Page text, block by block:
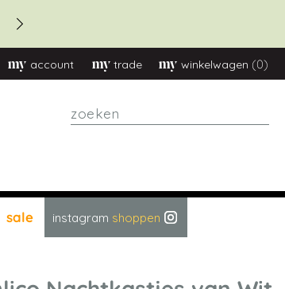
account trade winkelwagen (0)
zoeken
sale instagram shoppen